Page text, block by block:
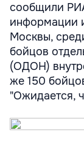
сообщили
информации
Москвы,
бойцов
(ОДОН)
же 150
"Ожидается,